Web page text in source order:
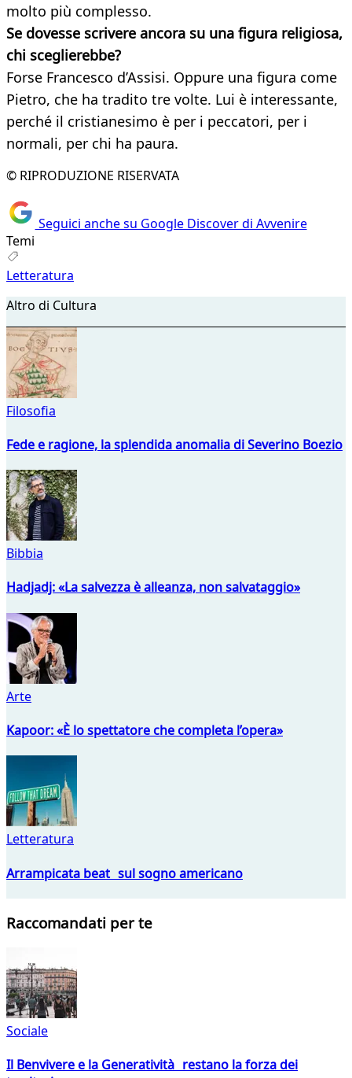
molto più complesso.
Se dovesse scrivere ancora su una figura religiosa,
chi sceglierebbe?
Forse Francesco d’Assisi. Oppure una figura come
Pietro, che ha tradito tre volte. Lui è interessante,
perché il cristianesimo è per i peccatori, per i
normali, per chi ha paura.
© RIPRODUZIONE RISERVATA
Seguici anche su Google Discover di Avvenire
Temi
Letteratura
Altro di Cultura
Filosofia
Fede e ragione, la splendida anomalia di Severino Boezio
Bibbia
Hadjadj: «La salvezza è alleanza, non salvataggio»
Arte
Kapoor: «È lo spettatore che completa l’opera»
Letteratura
Arrampicata beat sul sogno americano
Raccomandati per te
Sociale
Il Benvivere e la Generatività restano la forza dei